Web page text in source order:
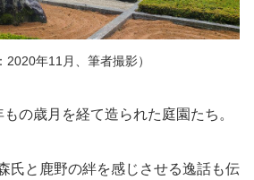
2020年11月、筆者撮影）
の歳月を経て造られた庭園たち。
氏と鹿野の絆を感じさせる逸話も伝